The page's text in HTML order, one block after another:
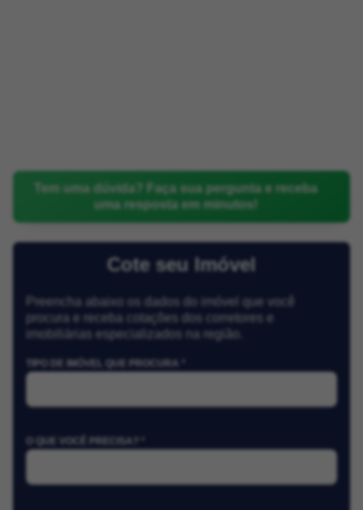
Tem uma dúvida? Faça sua pergunta e receba
uma resposta em minutos!
Cote seu Imóvel
Preencha abaixo os dados do imóvel que você
procura e receba cotações dos corretores e
imobiliárias especializados na região.
TIPO DE IMÓVEL QUE PROCURA *
O QUE VOCÊ PRECISA? *